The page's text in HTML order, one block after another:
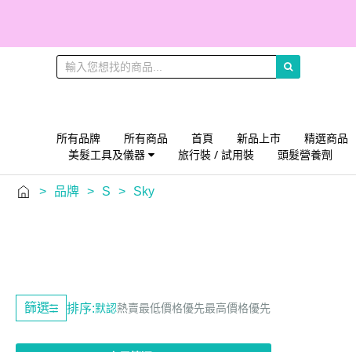
所有品牌 所有商品 首頁 新品上市 精選商品
美髮工具及儀器
旅行裝 / 試用裝 頭髮營養劑
> 品牌 > S > Sky
篩選 排序:默認熱賣最低價格優先最高價格優先